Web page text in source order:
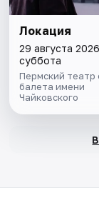
Локация
29 августа
суббота
Пермский театр
балета имени
Чайковского